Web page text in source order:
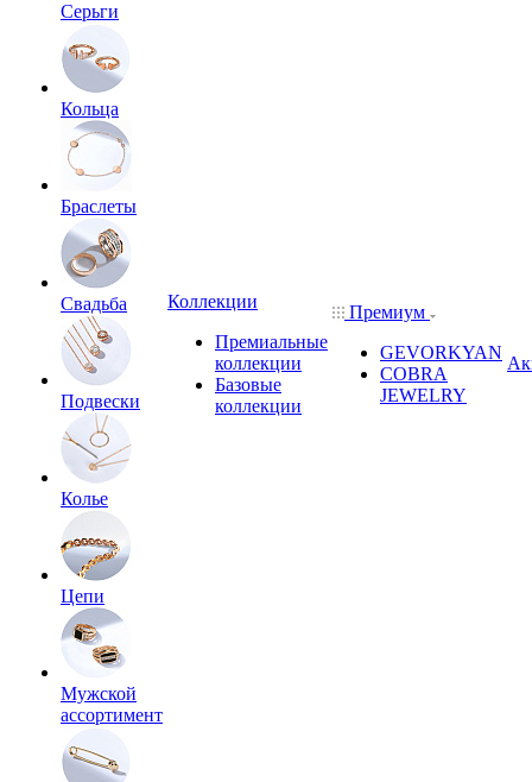
Серьги
Кольца
Браслеты
Свадьба
Подвески
Колье
Цепи
Мужской
ассортимент
Коллекции
Премиальные
коллекции
Базовые
коллекции
Премиум
GEVORKYAN
COBRA
JEWELRY